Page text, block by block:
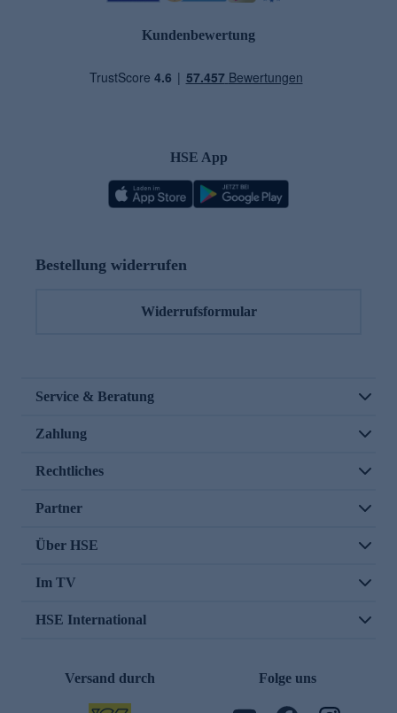
Kundenbewertung
HSE App
Bestellung widerrufen
Widerrufsformular
Service & Beratung
Zahlung
Rechtliches
Partner
Über HSE
Im TV
HSE International
Versand durch Folge uns